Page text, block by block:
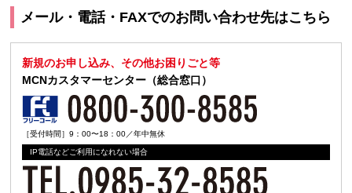
メール・電話・FAXでのお問い合わせ先はこちら
新規のお申し込み、その他お困りごと等
MCNカスタマーセンター（総合窓口）
［受付時間］9：00〜18：00／年中無休
IP電話などご利用になれない場合